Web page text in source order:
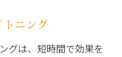
トニング
グは、短時間で効果を